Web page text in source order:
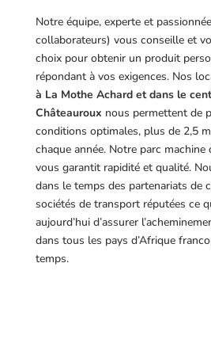
Notre équipe, experte et
collaborateurs) vous conseille et
choix pour obtenir un produit
répondant à vos exigences. Nos
à La Mothe Achard et dans le
Châteauroux nous permettent de
conditions optimales, plus de 2,5
chaque année. Notre parc machine
vous garantit rapidité et qualité.
dans le temps des partenariats de
sociétés de transport réputées ce
aujourd’hui d’assurer
dans tous les pays d’Afrique
temps.